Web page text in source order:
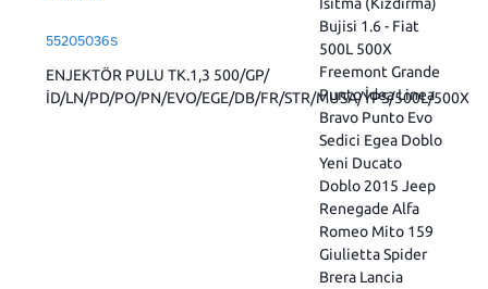
55205036S
ENJEKTÖR PULU TK.1,3 500/GP/
İD/LN/PD/PO/PN/EVO/EGE/DB/FR/STR/MUSA/YPS/500L/500X
Isıtma (Kızdırma)
Bujisi 1.6 - Fiat
500L 500X
Freemont Grande
Punto İdea Linea
Bravo Punto Evo
Sedici Egea Doblo
Yeni Ducato
Doblo 2015 Jeep
Renegade Alfa
Romeo Mito 159
Giulietta Spider
Brera Lancia